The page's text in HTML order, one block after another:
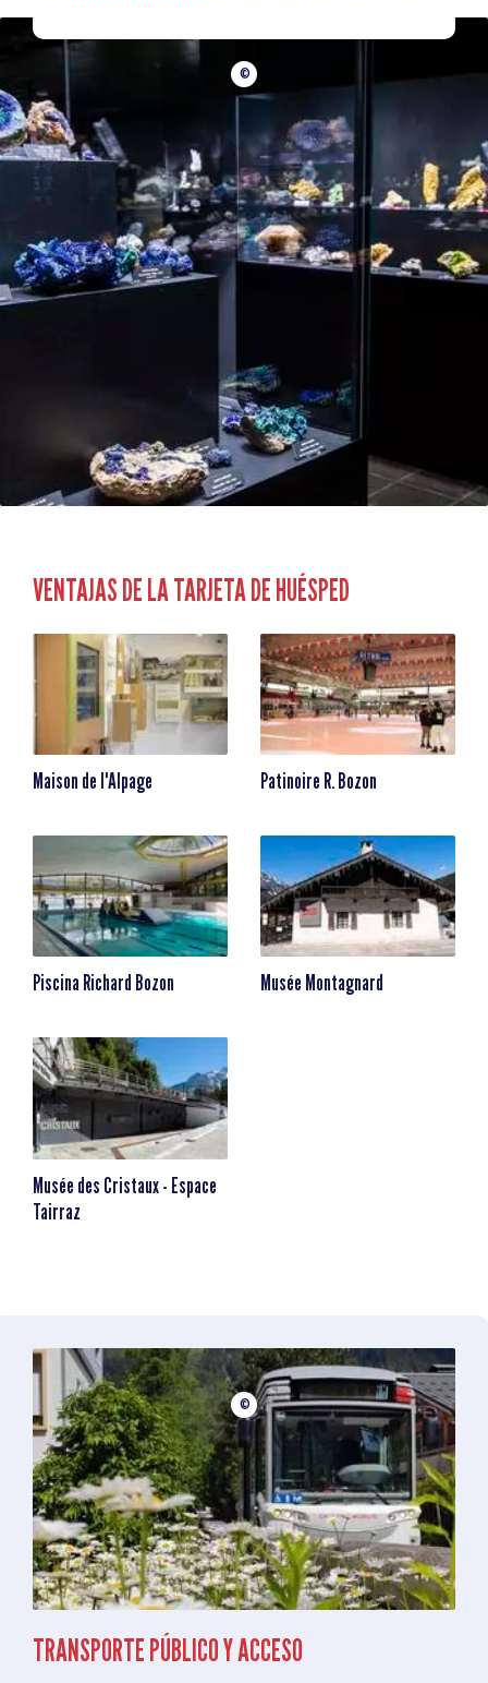
©
VENTAJAS DE LA TARJETA DE HUÉSPED
Maison de l'Alpage Patinoire R. Bozon
Piscina Richard Bozon Musée Montagnard
Musée des Cristaux - Espace
Tairraz
©
TRANSPORTE PÚBLICO Y ACCESO